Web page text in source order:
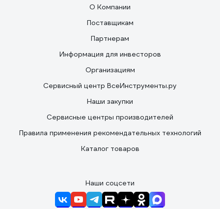
О Компании
Поставщикам
Партнерам
Информация для инвесторов
Организациям
Сервисный центр ВсеИнструменты.ру
Наши закупки
Сервисные центры производителей
Правила применения рекомендательных технологий
Каталог товаров
Наши соцсети